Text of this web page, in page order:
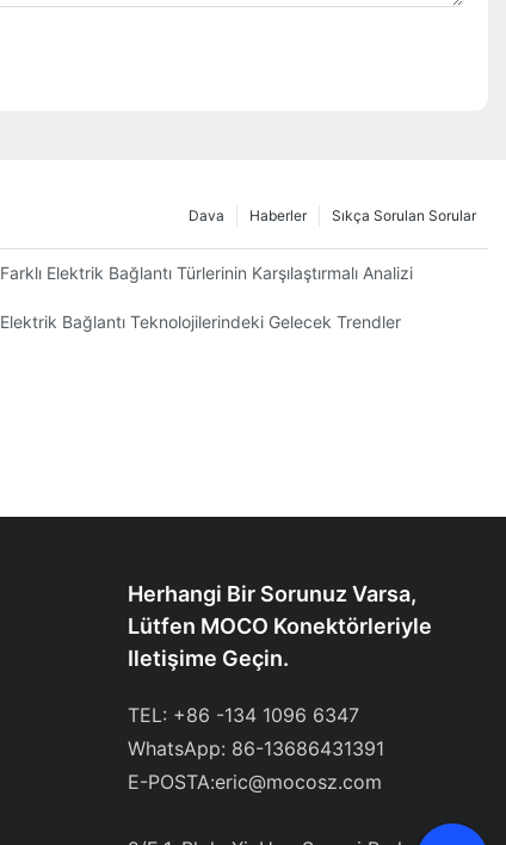
Sıkça Sorulan Sorular
Haberler
Dava
Farklı Elektrik Bağlantı Türlerinin Karşılaştırmalı Analizi
Elektrik Bağlantı Teknolojilerindeki Gelecek Trendler
Herhangi Bir Sorunuz Varsa,
Lütfen MOCO Konektörleriyle
Iletişime Geçin.
TEL: +86 -134 1096 6347
WhatsApp: 86-13686431391
E-POSTA:eric@mocosz.com